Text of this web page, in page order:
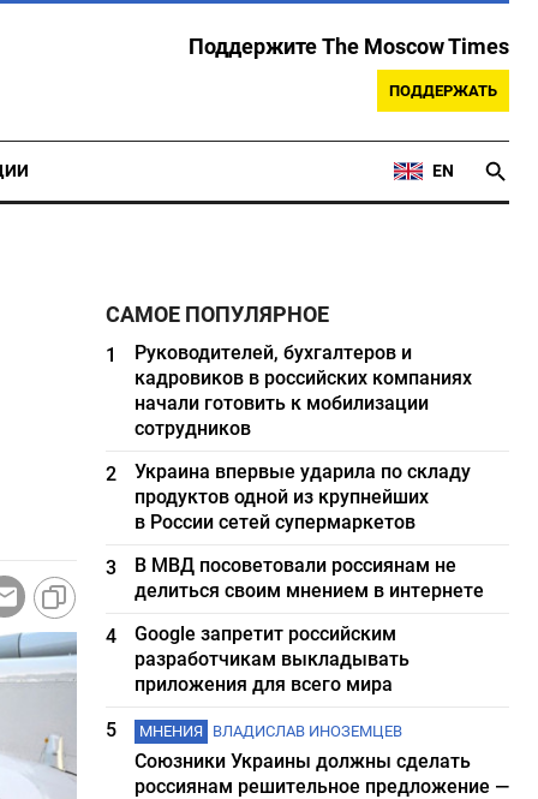
Поддержите The Moscow Times
ПОДДЕРЖАТЬ
EN
САМОЕ ПОПУЛЯРНОЕ
1
Руководителей, бухгалтеров и
кадровиков в российских компаниях
начали готовить к мобилизации
сотрудников
2
Украина впервые ударила по складу
продуктов одной из крупнейших
в России сетей супермаркетов
3
В МВД посоветовали россиянам не
делиться своим мнением в интернете
4
Google запретит российским
разработчикам выкладывать
приложения для всего мира
5
МНЕНИЯ ВЛАДИСЛАВ ИНОЗЕМЦЕВ
Союзники Украины должны сделать
россиянам решительное предложение —